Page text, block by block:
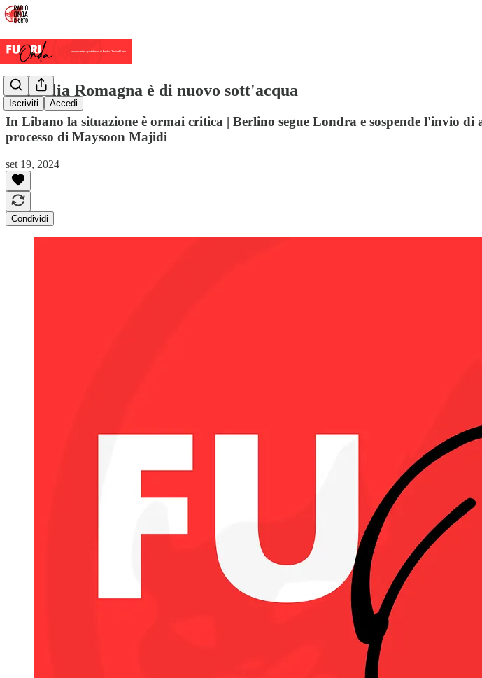
Iscriviti Accedi
L'Emilia Romagna è di nuovo sott'acqua
In Libano la situazione è ormai critica | Berlino segue Londra e sospende l'invio
processo di Maysoon Majidi
set 19, 2024
Condividi